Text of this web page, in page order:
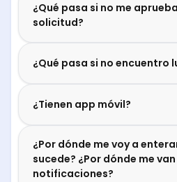
¿Qué pasa si no me
solicitud?
¿Qué pasa si no encuentro
¿Tienen app móvil?
¿Por dónde me voy a
sucede? ¿Por dónde me
notificaciones?